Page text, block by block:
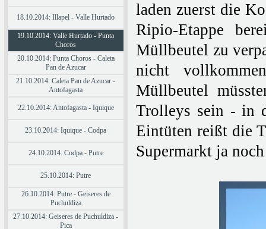
18.10.2014: Illapel - Valle Hurtado
19.10.2014: Valle Hurtado - Punta
Choros
20.10.2014: Punta Choros - Caleta
Pan de Azucar
21.10.2014: Caleta Pan de Azucar -
Antofagasta
22.10.2014: Antofagasta - Iquique
23.10.2014: Iquique - Codpa
24.10.2014: Codpa - Putre
25.10.2014: Putre
26.10.2014: Putre - Geiseres de
Puchuldiza
27.10.2014: Geiseres de Puchuldiza -
Pica
laden zuerst die
Ripio-Etappe
Müllbeutel zu
nicht
Müllbeutel
Trolleys sein - in
Eintüten reißt die
Supermarkt ja